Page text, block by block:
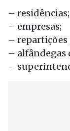
– residências;
– empresas;
– repartições
– alfândegas
–